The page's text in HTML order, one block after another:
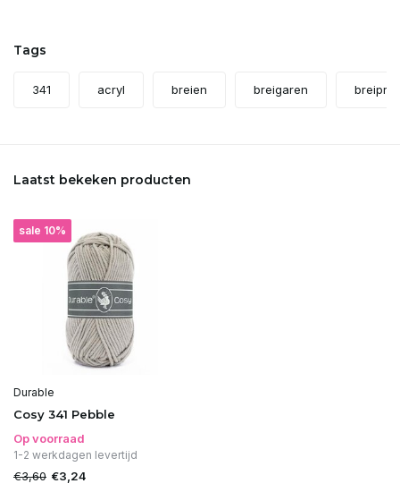
Tags
341 acryl breien breigaren
Laatst bekeken producten
sale 10%
Durable
Cosy 341 Pebble
Op voorraad
1-2 werkdagen levertijd
€3,60 €3,24